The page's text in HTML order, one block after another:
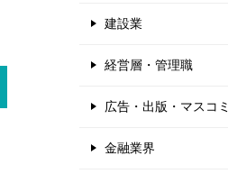
建設業
経営層・管理職
広告・出版・マスコミ
金融業界